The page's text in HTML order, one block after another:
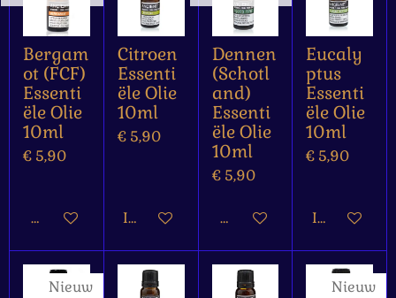
Bergam
ot (FCF)
Essenti
ële Olie
10ml
€ 5,90
Houd mij op de hoogte
Citroen
Essenti
ële Olie
10ml
€ 5,90
In winkelwagen
Dennen
(Schotl
and)
Essenti
ële Olie
10ml
€ 5,90
Houd mij op de hoogte
Eucaly
ptus
Essenti
ële Olie
10ml
€ 5,90
In
Nieuw Nieuw